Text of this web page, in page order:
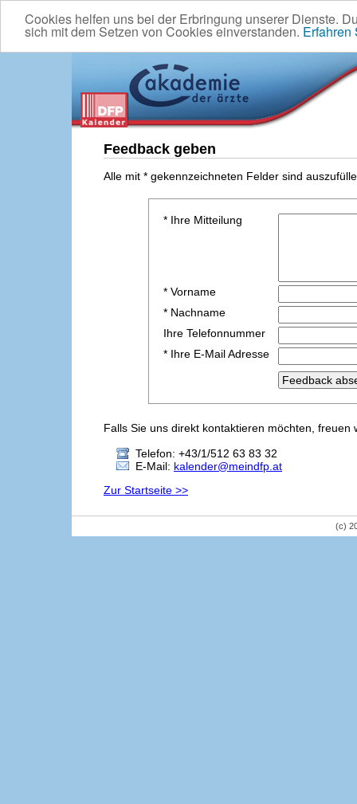
Cookies helfen uns bei der Erbringung unserer Dienste.
sich mit dem Setzen von Cookies einverstanden. Erfahren
Feedback geben
Alle mit * gekennzeichneten Felder sind
* Ihre Mitteilung
* Vorname
* Nachname
Ihre Telefonnummer
* Ihre E-Mail Adresse
Falls Sie uns direkt kontaktieren möchten,
Telefon: +43/1/512 63 83 32
E-Mail: kalender@meindfp.at
Zur Startseite >>
(c)